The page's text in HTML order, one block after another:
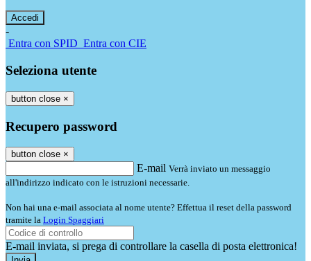
-
Entra con SPID Entra con CIE
Seleziona utente
button close ×
Recupero password
button close ×
E-mail Verrà inviato un messaggio
all'indirizzo indicato con le istruzioni necessarie.
Non hai una e-mail associata al nome utente? Effettua il reset della password
tramite la Login Spaggiari
E-mail inviata, si prega di controllare la casella di posta elettronica!